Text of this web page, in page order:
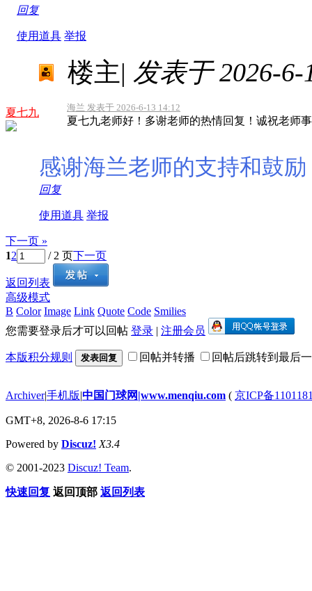
回复
使用道具 举报
夏七九
楼主| 发表于 2026-6-
海兰 发表于 2026-6-13 14:12
夏七九老师好！多谢老师的热情回复！诚祝老师
感谢海兰老师的支持和鼓励
回复
使用道具 举报
下一页 »
12 / 2 页下一页
返回列表
高级模式
B Color Image Link Quote Code Smilies
您需要登录后才可以回帖 登录 | 注册会员
本版积分规则 发表回复 回帖并转播 回帖后跳转到最后
Archiver|手机版|中国门球网|www.menqiu.com ( 京ICP备
GMT+8, 2026-8-6 17:15
Powered by Discuz! X3.4
© 2001-2023 Discuz! Team.
快速回复 返回顶部 返回列表